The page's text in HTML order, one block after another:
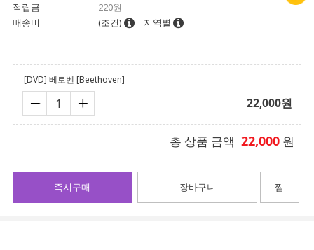
적립금
220원
배송비
(조건) 지역별
[DVD] 베토벤 [Beethoven]
22,000원
총 상품 금액 22,000 원
장바구니
즉시구매 찜